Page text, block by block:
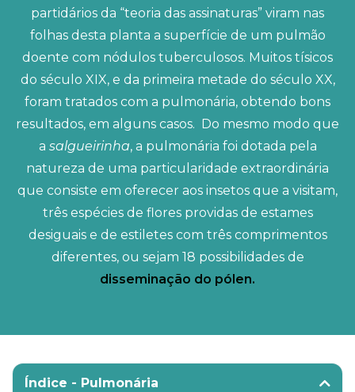
partidários da “teoria das assinaturas” viram nas
folhas desta planta a superfície de um pulmão
doente com nódulos tuberculosos. Muitos tísicos
do século XIX, e da primeira metade do século XX,
foram tratados com a pulmonária, obtendo bons
resultados, em alguns casos. Do mesmo modo que
a salgueirinha, a pulmonária foi dotada pela
natureza de uma particularidade extraordinária
que consiste em oferecer aos insetos que a visitam,
três espécies de flores providas de estames
desiguais e de estiletes com três comprimentos
diferentes, ou sejam 18 possibilidades de
disseminação do pólen.
Índice - Pulmonária